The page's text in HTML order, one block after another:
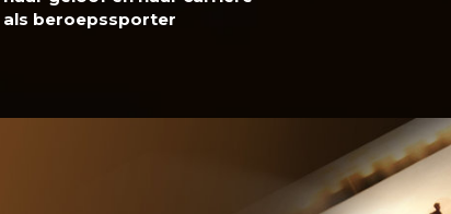
als beroepssporter